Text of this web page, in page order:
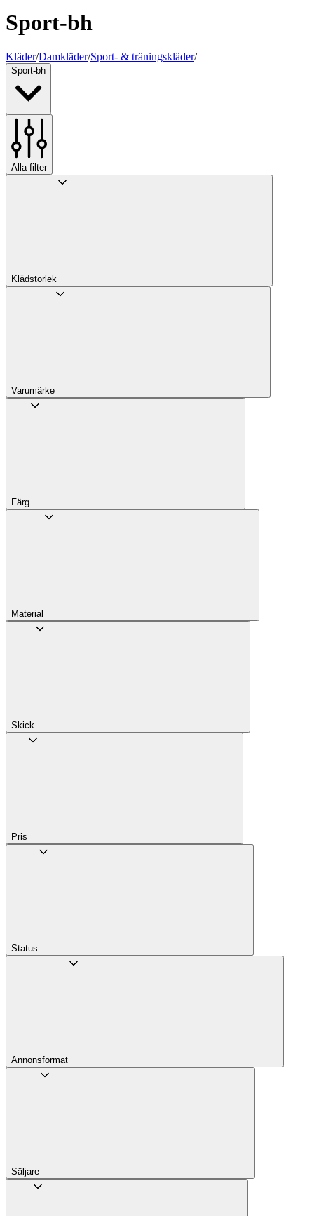
Sport-bh
Kläder/Damkläder/Sport- & träningskläder/
Sport-bh
Alla filter
Klädstorlek
Varumärke
Färg
Material
Skick
Pris
Status
Annons­format
Säljare